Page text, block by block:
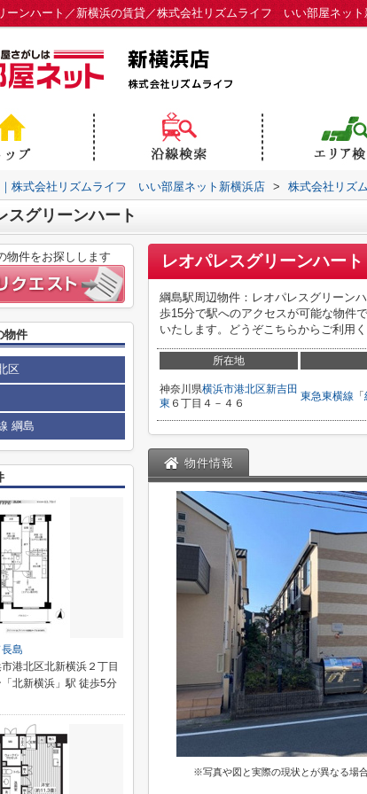
ーンハート／新横浜の賃貸／株式会社リズムライフ いい部屋ネット
株式会社リズムライフ いい部屋ネット新横浜店 > 株式会社リズ
スグリーンハート
レオパレスグリーンハート
綱島駅周辺物件：レオパレスグリーン
歩15分で駅へのアクセスが可能な物件
いたします。どうぞこちらからご利用く
所在地
神奈川県横浜市港北区新吉田
東 ６丁目４－４６
東急東横線 「
物件情報
※写真や図と実際の現状とが異なる場
物件をお探しします
物件
区
綱島
島
港北区北新横浜２丁目
北新横浜」駅 徒歩5分